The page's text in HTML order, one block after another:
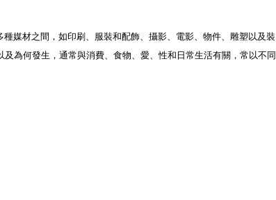
媒材之間，如印刷、服裝和配飾、攝影、電影、物件、雕塑以及裝
為何發生，通常與消費、食物、愛、性和日常生活有關，常以不同